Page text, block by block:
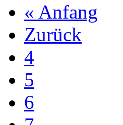
« Anfang
Zurück
4
5
6